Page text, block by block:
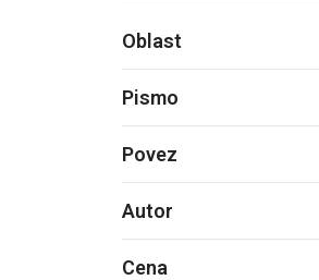
Oblast
Pismo
Povez
Autor
Cena